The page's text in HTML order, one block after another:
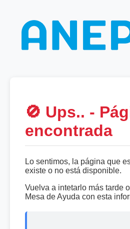
🚫 Ups.. -
encontrada
Lo sentimos, la página que
existe o no está disponible.
Vuelva a intetarlo más tarde
Mesa de Ayuda con esta